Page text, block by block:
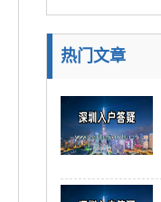
热门文章